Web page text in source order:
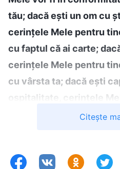
tău; dacă ești un om cu
cerințele Mele pentru
cu faptul că ai carte;
cerințele Mele pentru
cu vârsta ta; dacă ești
ospitalitate, cerințele
conformitate cu această
propovăduirea
Citește